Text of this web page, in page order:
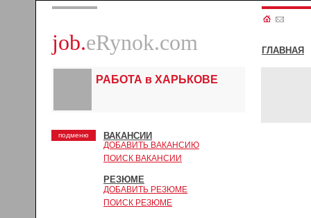
job.eRynok.com ГЛАВНАЯ
РАБОТА в ХАРЬКОВЕ
подменю ВАКАНСИИ
ДОБАВИТЬ ВАКАНСИЮ
ПОИСК ВАКАНСИИ
РЕЗЮМЕ
ДОБАВИТЬ РЕЗЮМЕ
ПОИСК РЕЗЮМЕ